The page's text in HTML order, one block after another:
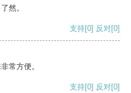
然。
支持[0] 反对[0]
常方便。
支持[0] 反对[0]